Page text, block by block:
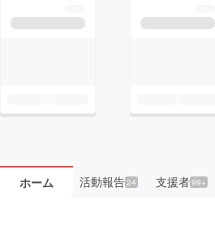
ホーム 活動報告24 支援者99+